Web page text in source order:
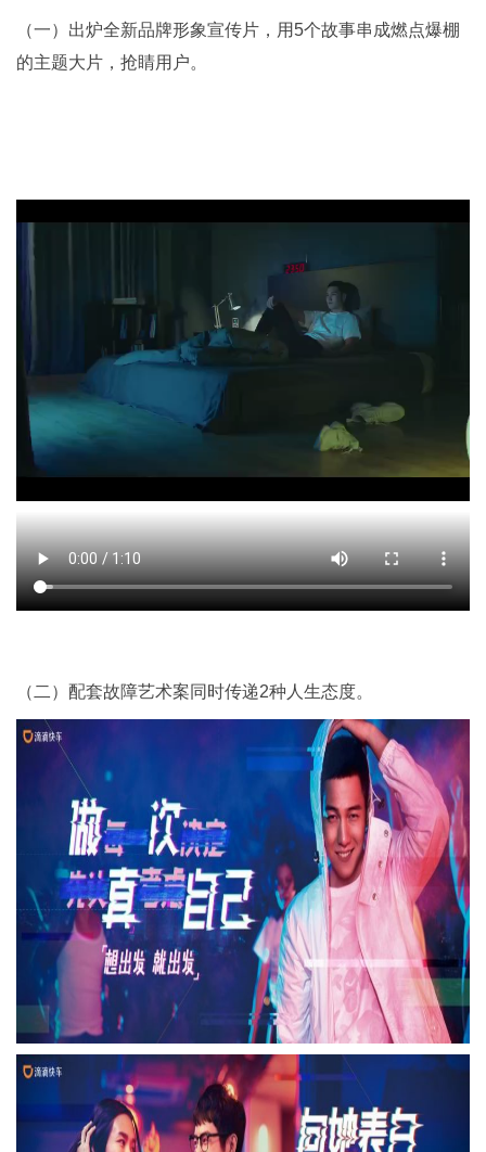
（一）出炉全新品牌形象宣传片，用5个故事串成燃点爆棚
的主题大片，抢睛用户。
（二）配套故障艺术案同时传递2种人生态度。